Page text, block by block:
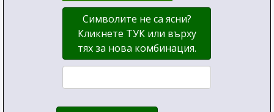
Символите не са ясни?
Кликнете ТУК или върху
тях за нова комбинация.